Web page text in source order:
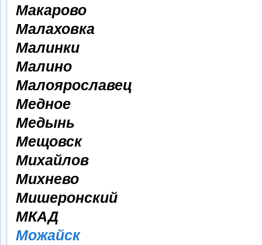
Макарово
Малаховка
Малинки
Малино
Малоярославец
Медное
Медынь
Мещовск
Михайлов
Михнево
Мишеронский
МКАД
Можайск